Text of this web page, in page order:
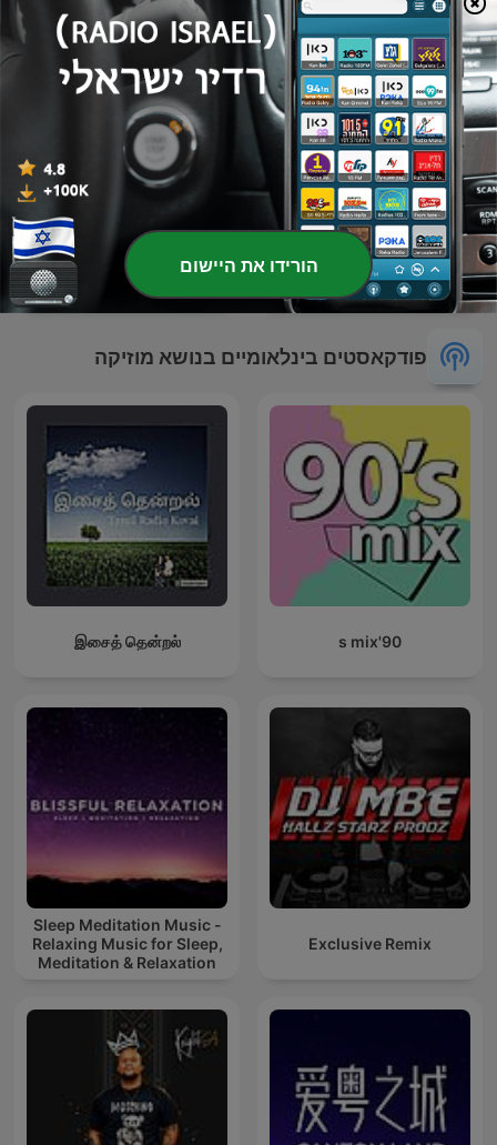
קלאסי קינן: שלומי קינן על
יצירות המופת של המוסיקה
הקלאסית
Ibiza Sunsets with Ioan
פודקאסטים בינלאומיים בנושא מוזיקה
90's mix
இசைத் தென்றல்
Exclusive Remix
Sleep Meditation Music -
Relaxing Music for Sleep,
Meditation & Relaxation
הורידו את היישום